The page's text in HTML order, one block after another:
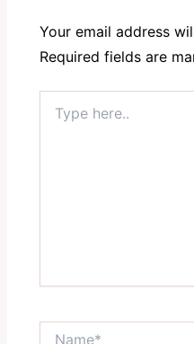
Your email address
Required fields are
here..